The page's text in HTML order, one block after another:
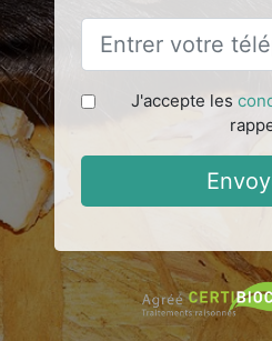
J'accepte les